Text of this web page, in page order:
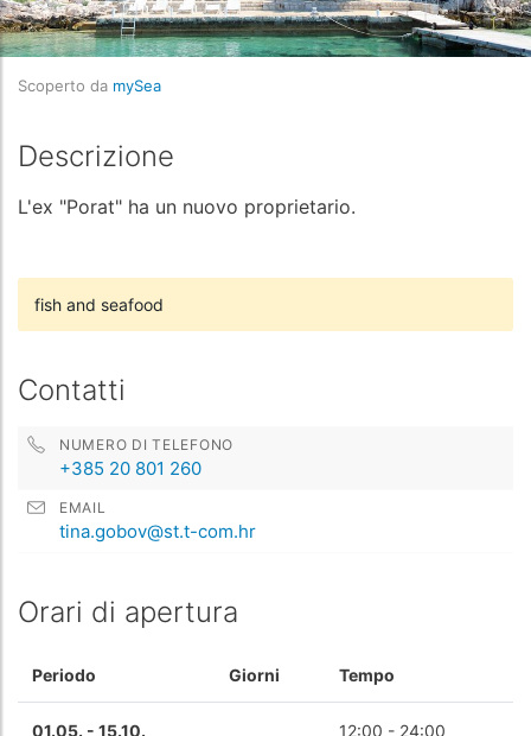
Scoperto da mySea
Descrizione
L'ex "Porat" ha un nuovo proprietario.
fish and seafood
Contatti
NUMERO DI TELEFONO
+385 20 801 260
EMAIL
tina.gobov@st.t-com.hr
Orari di apertura
Periodo Giorni Tempo
01.05. - 15.10. 12:00 - 24:00